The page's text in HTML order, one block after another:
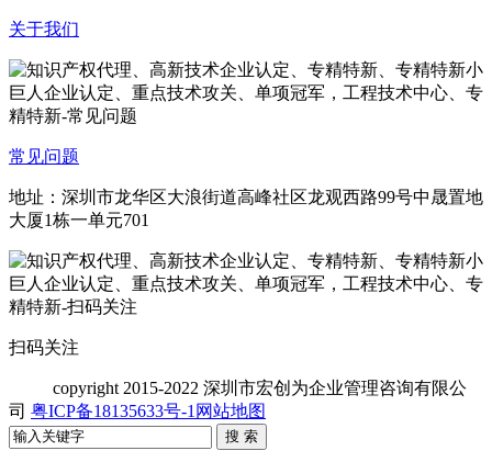
关于我们
常见问题
地址：深圳市龙华区大浪街道高峰社区龙观西路99号中晟置地
大厦1栋一单元701
扫码关注
copyright 2015-2022 深圳市宏创为企业管理咨询有限公
司 粤ICP备18135633号-1 网站地图